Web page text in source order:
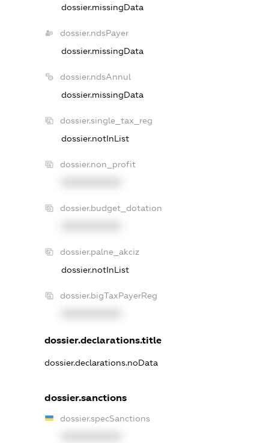
dossier.missingData
dossier.ndsPayer
dossier.missingData
dossier.ndsAnnul
dossier.missingData
dossier.single_tax_reg
dossier.notInList
dossier.non_profit
dossier.budget_dotation
dossier.palne_akciz
dossier.notInList
dossier.bigTaxPayerReg
dossier.declarations.title
dossier.declarations.noData
dossier.sanctions
dossier.specSanctions